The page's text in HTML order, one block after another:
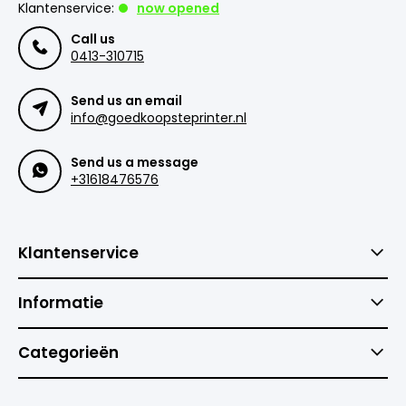
Klantenservice:
now opened
Call us
0413-310715
Send us an email
info@goedkoopsteprinter.nl
Send us a message
+31618476576
Klantenservice
Informatie
Categorieën